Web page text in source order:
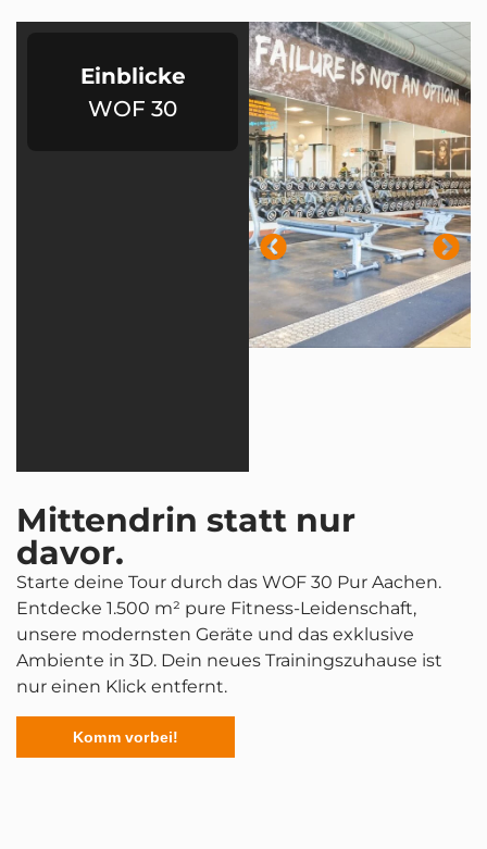
Einblicke
WOF 30
Mittendrin statt nur
davor.
Starte deine Tour durch das WOF 30 Pur Aachen.
Entdecke 1.500 m² pure Fitness-Leidenschaft,
unsere modernsten Geräte und das exklusive
Ambiente in 3D. Dein neues Trainingszuhause ist
nur einen Klick entfernt.
Komm vorbei!